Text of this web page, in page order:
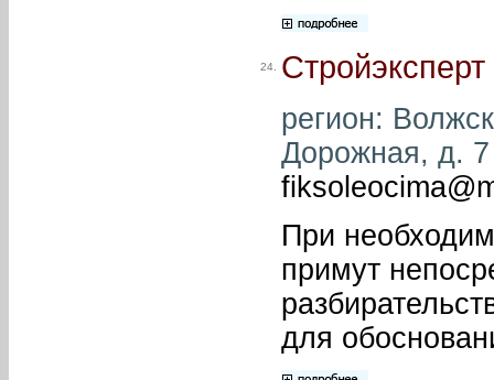
24.
регион:
Дорожная, д.
При
примут
для